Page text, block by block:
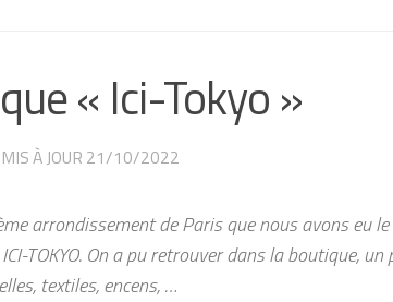
« Ici-Tokyo »
MIS À JOUR 21/10/2022
arrondissement de Paris que nous avons eu
TOKYO. On a pu retrouver dans la boutique, un
textiles, encens, …